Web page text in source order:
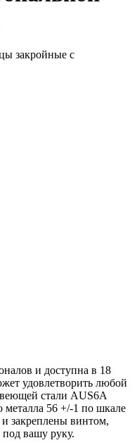
и доступна в 18
удовлетворить любой
стали AUS6A
56 +/-1 по шкале
закреплены винтом,
вашу руку.